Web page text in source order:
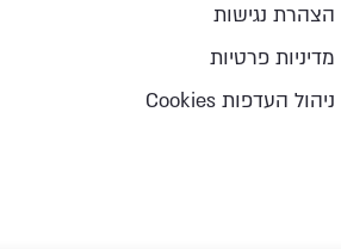
הצהרת נגישות
מדיניות פרטיות
ניהול העדפות Cookies